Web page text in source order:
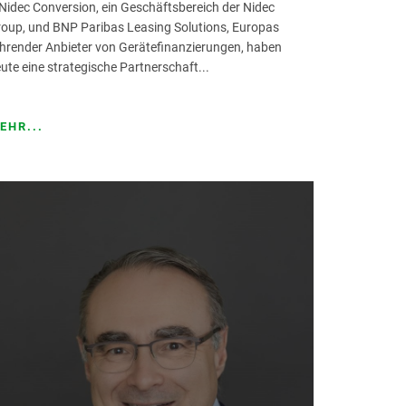
ein
Conversion, ein Geschäftsbereich der Nidec
und BNP Paribas Leasing Solutions, Europas
Anbieter von Gerätefinanzierungen, haben
eine strategische Partnerschaft...
Daten zu,